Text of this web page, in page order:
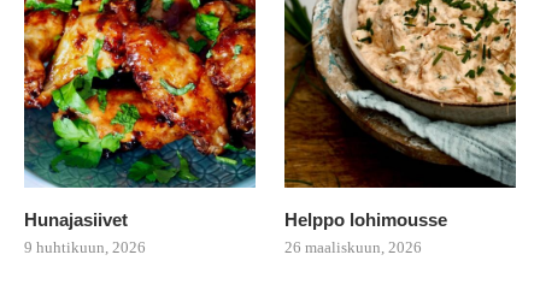
Hunajasiivet
9 huhtikuun, 2026
Helppo lohimousse
26 maaliskuun, 2026